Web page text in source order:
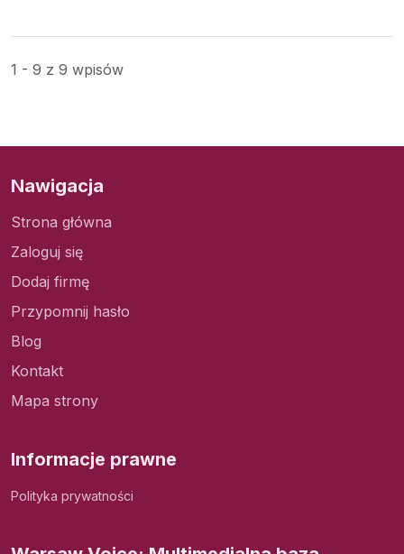
1 - 9 z 9 wpisów
Nawigacja
Strona główna
Zaloguj się
Dodaj firmę
Przypomnij hasło
Blog
Kontakt
Mapa strony
Informacje prawne
Polityka prywatności